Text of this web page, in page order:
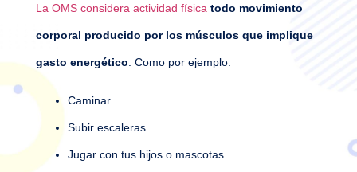
La OMS considera actividad física todo movimiento
corporal producido por los músculos que implique
gasto energético . Como por ejemplo:
Caminar.
Subir escaleras.
Jugar con tus hijos o mascotas.